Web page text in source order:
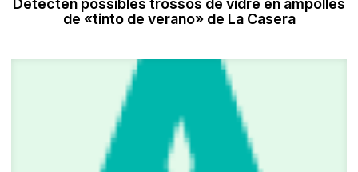
Detecten possibles trossos de vidre en ampolles
de «tinto de verano» de La Casera